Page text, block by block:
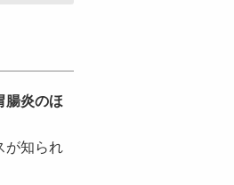
腸炎のほ
が知られ